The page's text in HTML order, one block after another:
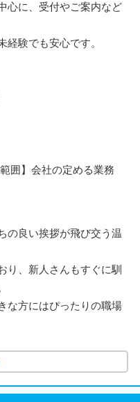
心に、受付やご案内など
経験でも安心です。
囲】会社の定める業務
の良い挨拶が飛び交う温
り、新人さんもすぐに馴
な方にはぴったりの職場